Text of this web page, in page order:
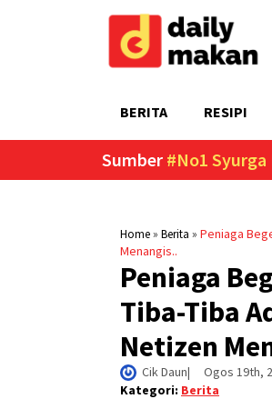
BERITA RESIPI
Sumber #No1 Syurga
Home» Berita » Peniaga
Menangis..
Peniaga
Tiba-Tiba
Netizen
Cik Daun| Ogos 19th,
Kategori: Berita